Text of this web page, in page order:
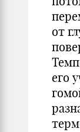
от
его